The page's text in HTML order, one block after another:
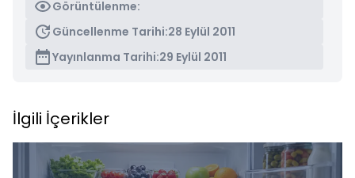
Görüntülenme:
Güncellenme Tarihi:28 Eylül 2011
Yayınlanma Tarihi:29 Eylül 2011
İlgili İçerikler